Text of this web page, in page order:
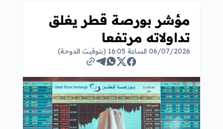
مؤشر بورصة قطر يغلق
تداولاته مرتفعا
06/07/2026 الساعة 16:05 (بتوقيت الدوحة)